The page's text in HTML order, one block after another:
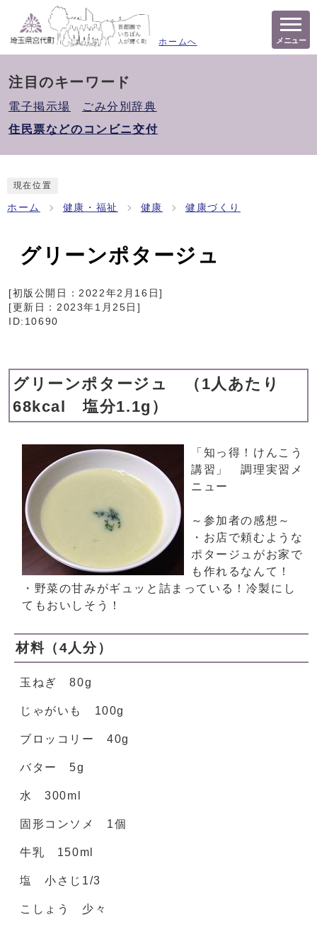
ホームへ メニュー
注目のキーワード
電子掲示場
ごみ分別辞典
住民票などのコンビニ交付
現在位置
ホーム 健康・福祉 健康 健康づくり
グリーンポタージュ
[初版公開日：2022年2月16日]
[更新日： 2023年1月25日 ]
ID:10690
グリーンポタージュ （1人あたり
68kcal 塩分1.1g）
「知っ得！けんこう
講習」 調理実習メ
ニュー
～参加者の感想～
・お店で頼むような
ポタージュがお家で
も作れるなんて！
・野菜の甘みがギュッと詰まっている！冷製にし
てもおいしそう！
材料（4人分）
玉ねぎ 80g
じゃがいも 100g
ブロッコリー 40g
バター 5g
水 300ml
固形コンソメ 1個
牛乳 150ml
塩 小さじ1/3
こしょう 少々